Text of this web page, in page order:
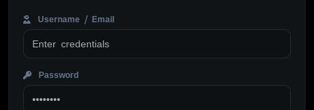
Username / Email
Password